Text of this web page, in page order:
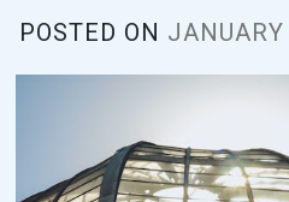
POSTED ON